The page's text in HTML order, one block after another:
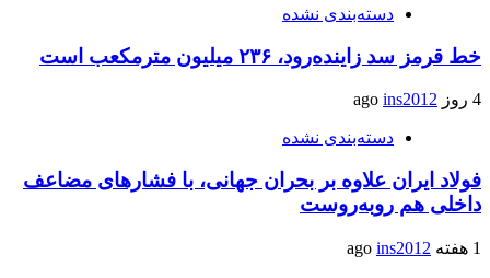
دسته‌بندی نشده
خط قرمز سد زاینده‌رود، ۲۳۶ میلیون مترمکعب است
4 روز ago ins2012
دسته‌بندی نشده
فولاد ایران علاوه بر بحران جهانی، با فشارهای مضاعف
داخلی هم روبه‌روست
1 هفته ago ins2012